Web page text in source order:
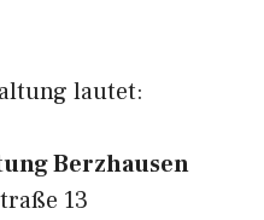
lautet:
Berzhausen
13